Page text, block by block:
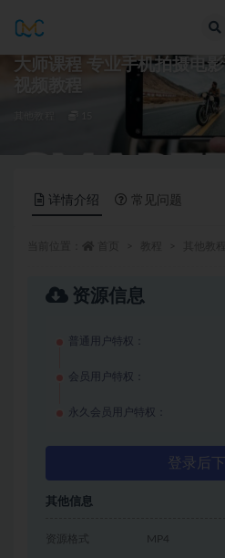
大师课程 专业手机拍摄电
详情介绍 常见问题
资源信息
普通用户特权：
会员用户特权：
永久会员用户特权：
登录后
其他信息
资源格式